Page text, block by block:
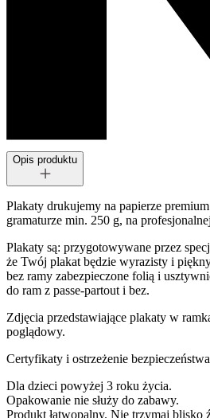
Opis produktu
Plakaty drukujemy na papierze
gramaturze min. 250 g, na
Plakaty są: przygotowywane przez
że Twój plakat będzie wyrazisty i
bez ramy zabezpieczone folią i
do ram z passe-partout i bez.
Zdjęcia przedstawiające plakaty w
poglądowy.
Certyfikaty i ostrzeżenie
Dla dzieci powyżej 3 roku życia.
Opakowanie nie służy do zabawy.
Produkt łatwopalny. Nie trzymaj blisko